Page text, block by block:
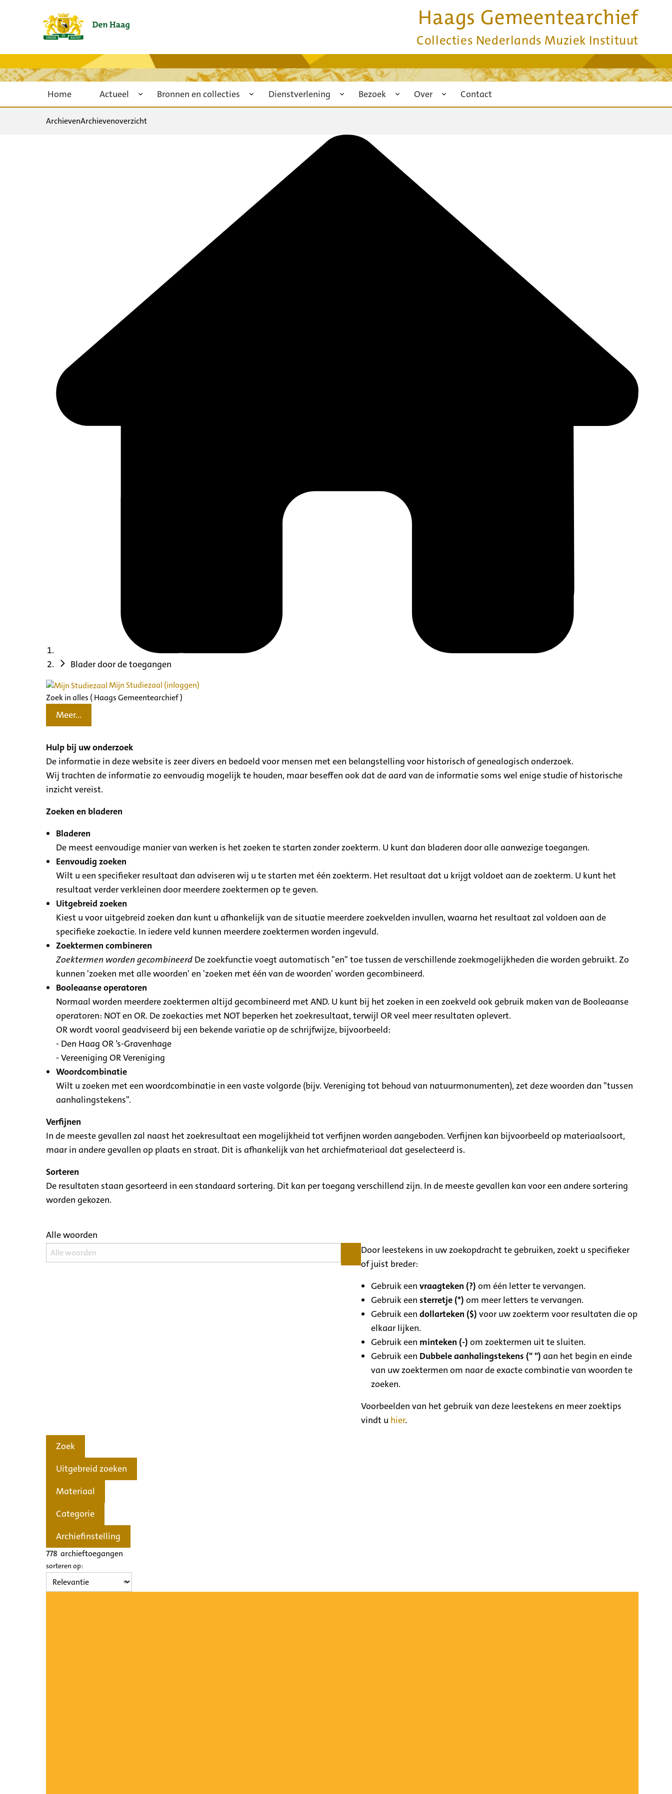
Haags Gemeentearchief
Collecties Nederlands Muziek Instituut
Home Actueel Bronnen en collecties Dienstverlening Bezoek Over Contact
ArchievenArchievenoverzicht
Blader door de toegangen
Mijn Studiezaal (inloggen)
Zoek in alles ( Haags Gemeentearchief )
Meer...
Hulp bij uw onderzoek
De informatie in deze website is zeer divers en bedoeld voor mensen met een belangstelling voor historisch of genealogisch onderzoek.
Wij trachten de informatie zo eenvoudig mogelijk te houden, maar beseffen ook dat de aard van de informatie soms wel enige studie of historische
inzicht vereist.
Zoeken en bladeren
Bladeren
De meest eenvoudige manier van werken is het zoeken te starten zonder zoekterm. U kunt dan bladeren door alle aanwezige toegangen.
Eenvoudig zoeken
Wilt u een specifieker resultaat dan adviseren wij u te starten met één zoekterm. Het resultaat dat u krijgt voldoet aan de zoekterm. U kunt het
resultaat verder verkleinen door meerdere zoektermen op te geven.
Uitgebreid zoeken
Kiest u voor uitgebreid zoeken dan kunt u afhankelijk van de situatie meerdere zoekvelden invullen, waarna het resultaat zal voldoen aan de
specifieke zoekactie. In iedere veld kunnen meerdere zoektermen worden ingevuld.
Zoektermen combineren
Zoektermen worden gecombineerd De zoekfunctie voegt automatisch "en" toe tussen de verschillende zoekmogelijkheden die worden gebruikt. Zo
kunnen 'zoeken met alle woorden' en 'zoeken met één van de woorden' worden gecombineerd.
Booleaanse operatoren
Normaal worden meerdere zoektermen altijd gecombineerd met AND. U kunt bij het zoeken in een zoekveld ook gebruik maken van de Booleaanse
operatoren: NOT en OR. De zoekacties met NOT beperken het zoekresultaat, terwijl OR veel meer resultaten oplevert.
OR wordt vooral geadviseerd bij een bekende variatie op de schrijfwijze, bijvoorbeeld:
- Den Haag OR ’s-Gravenhage
- Vereeniging OR Vereniging
Woordcombinatie
Wilt u zoeken met een woordcombinatie in een vaste volgorde (bijv. Vereniging tot behoud van natuurmonumenten), zet deze woorden dan "tussen
aanhalingstekens".
Verfijnen
In de meeste gevallen zal naast het zoekresultaat een mogelijkheid tot verfijnen worden aangeboden. Verfijnen kan bijvoorbeeld op materiaalsoort,
maar in andere gevallen op plaats en straat. Dit is afhankelijk van het archiefmateriaal dat geselecteerd is.
Sorteren
De resultaten staan gesorteerd in een standaard sortering. Dit kan per toegang verschillend zijn. In de meeste gevallen kan voor een andere sortering
worden gekozen.
Alle woorden
Door leestekens in uw zoekopdracht te gebruiken, zoekt u specifieker
of juist breder:
Gebruik eenvraagteken (?) om één letter te vervangen.
Gebruik eensterretje (*) om meer letters te vervangen.
Gebruik eendollarteken ($) voor uw zoekterm voor resultaten die op
elkaar lijken.
Gebruik een minteken (-) om zoektermen uit te sluiten.
Gebruik een Dubbele aanhalingstekens (" ") aan het begin en einde
van uw zoektermen om naar de exacte combinatie van woorden te
zoeken.
Voorbeelden van het gebruik van deze leestekens en meer zoektips
vindt u hier.
Zoek
Uitgebreid zoeken
Materiaal
Categorie
Archiefinstelling
778 archieftoegangen
sorteren op: